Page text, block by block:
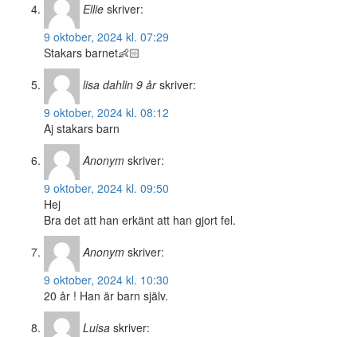
Ellie skriver:
9 oktober, 2024 kl. 07:29
Stakars barnet👶🏻
lisa dahlin 9 år skriver:
9 oktober, 2024 kl. 08:12
Aj stakars barn
Anonym skriver:
9 oktober, 2024 kl. 09:50
Hej
Bra det att han erkänt att han gjort fel.
Anonym skriver:
9 oktober, 2024 kl. 10:30
20 år ! Han är barn själv.
Luisa skriver: